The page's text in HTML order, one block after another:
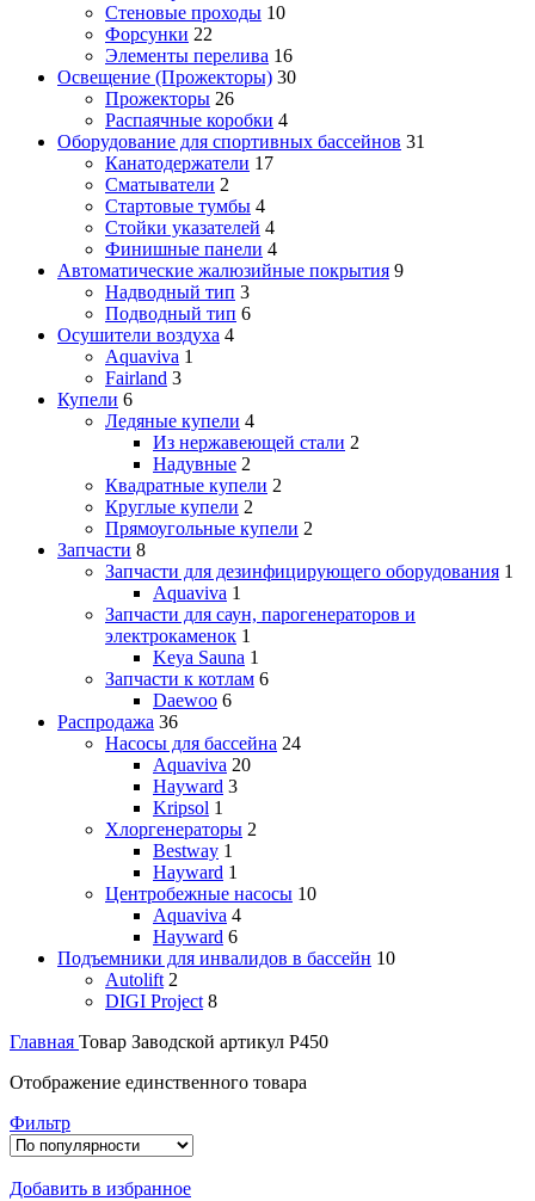
Стеновые проходы 10
Форсунки 22
Элементы перелива 16
Освещение (Прожекторы) 30
Прожекторы 26
Распаячные коробки 4
Оборудование для спортивных бассейнов 31
Канатодержатели 17
Сматыватели 2
Стартовые тумбы 4
Стойки указателей 4
Финишные панели 4
Автоматические жалюзийные покрытия 9
Надводный тип 3
Подводный тип 6
Осушители воздуха 4
Aquaviva 1
Fairland 3
Купели 6
Ледяные купели 4
Из нержавеющей стали 2
Надувные 2
Квадратные купели 2
Круглые купели 2
Прямоугольные купели 2
Запчасти 8
Запчасти для дезинфицирующего оборудования 1
Aquaviva 1
Запчасти для саун, парогенераторов и
электрокаменок 1
Keya Sauna 1
Запчасти к котлам 6
Daewoo 6
Распродажа 36
Насосы для бассейна 24
Aquaviva 20
Hayward 3
Kripsol 1
Хлоргенераторы 2
Bestway 1
Hayward 1
Центробежные насосы 10
Aquaviva 4
Hayward 6
Подъемники для инвалидов в бассейн 10
Autolift 2
DIGI Project 8
Главная Товар Заводской артикул P450
Отображение единственного товара
Фильтр
Добавить в избранное